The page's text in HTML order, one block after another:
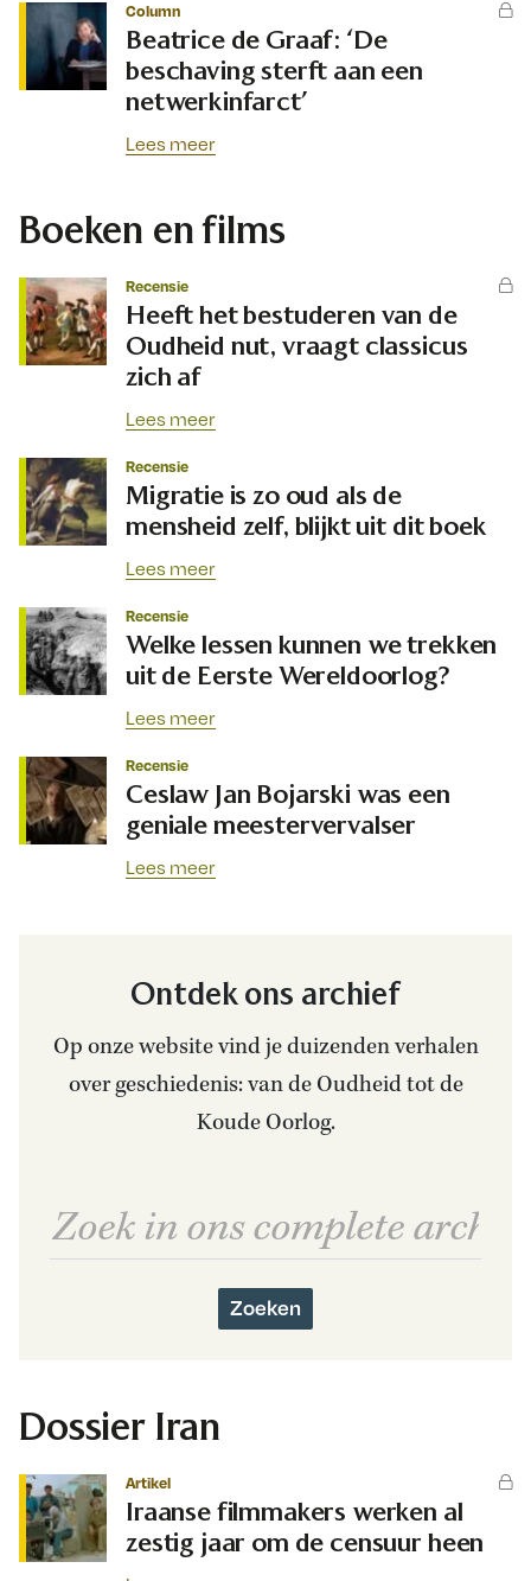
Column
Beatrice de Graaf: ‘De
beschaving sterft aan een
netwerkinfarct’
Lees meer
Boeken en films
Recensie
Heeft het bestuderen van de
Oudheid nut, vraagt classicus
zich af
Lees meer
Recensie
Migratie is zo oud als de
mensheid zelf, blijkt uit dit boek
Lees meer
Recensie
Welke lessen kunnen we trekken
uit de Eerste Wereldoorlog?
Lees meer
Recensie
Ceslaw Jan Bojarski was een
geniale meestervervalser
Lees meer
Ontdek ons archief
Op onze website vind je duizenden verhalen
over geschiedenis: van de Oudheid tot de
Koude Oorlog.
Zoeken
Dossier Iran
Artikel
Iraanse filmmakers werken al
zestig jaar om de censuur heen